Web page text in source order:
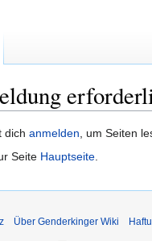
dich anmelden, um Seiten
Seite Hauptseite.
Über Genderkinger Wiki